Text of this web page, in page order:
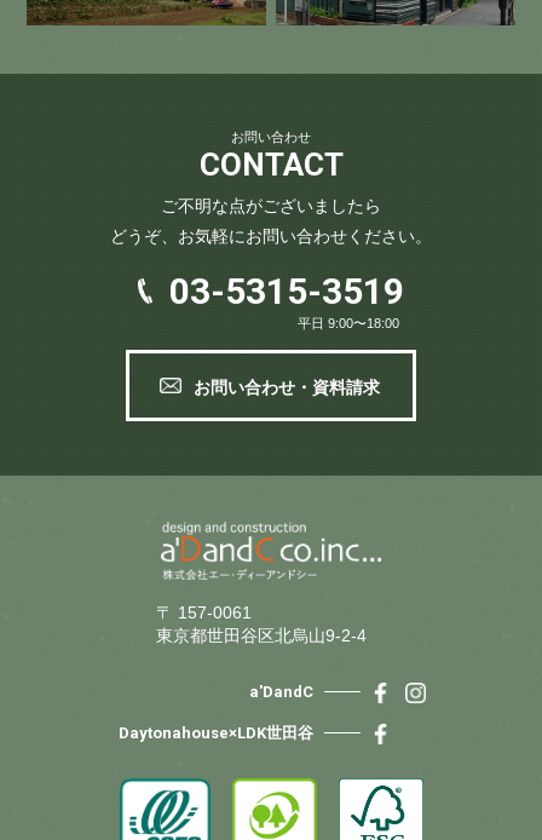
お問い合わせ
CONTACT
ご不明な点がございましたら
どうぞ、お気軽にお問い合わせください。
03-5315-3519
平日 9:00〜18:00
お問い合わせ・資料請求
〒 157-0061
東京都世田谷区北烏山9-2-4
a'DandC
Daytonahouse×LDK世田谷